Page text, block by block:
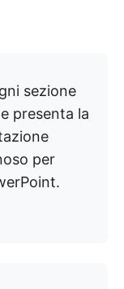
sezione
presenta la
per